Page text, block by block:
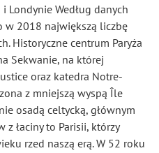
Londynie Według danych
w 2018 największą liczbę
Historyczne centrum Paryża
Sekwanie, na której
oraz katedra Notre-
z mniejszą wyspą Île
osadą celtycką, głównym
łaciny to Parisii, którzy
rzed naszą erą. W 52 roku